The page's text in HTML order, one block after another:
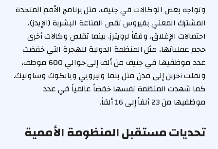
وتواجه بعض الوكالات في جنيف، مثل برنامج الأمم المتحدة
المشترك المعني بفيروس نقص المناعة البشرية (الإيدز)،
احتمالات الإغلاق، وفقاً لرويترز. بينما تقلص وكالات أخرى
حجم عملياتها، مثل المنظمة الدولية للهجرة التي خفضت
عدد موظفيها في جنيف من ألف إلى حوالي 600 موظف،
ونقلت آخرين إلى مدن مثل بنما ونيروبي وبانكوك وساونيك.
كما شهدت المنظمة نفسها خفضاً عالمياً في عدد
موظفيها من 23 ألفاً إلى 16 ألفاً.
تحديات مستقبل المنظومة الأممية